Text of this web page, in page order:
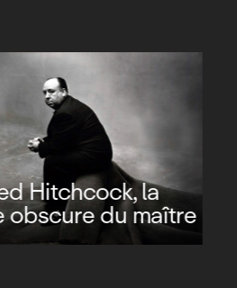
Hitchcock, la
du maître